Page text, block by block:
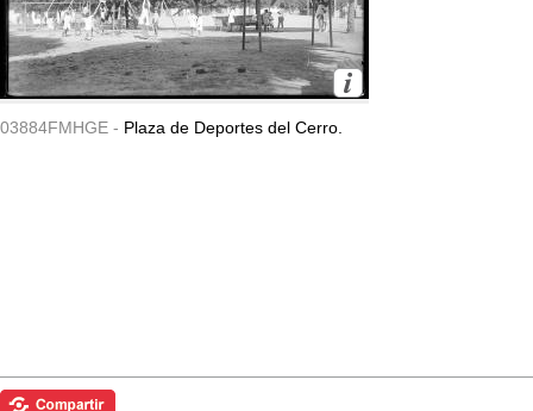
03884FMHGE - Plaza de Deportes del Cerro.